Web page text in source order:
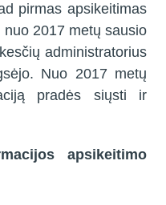
pirmas apsikeitimas
2017 metų sausio
administratorius
Nuo 2017 metų
pradės siųsti ir
apsikeitimo